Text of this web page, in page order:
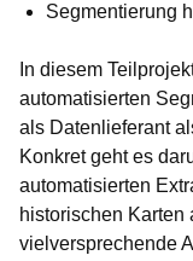
Segmentierung
In diesem
automatisierten
als Datenlieferant
Konkret geht es
automatisierten
historischen Karten
vielversprechende